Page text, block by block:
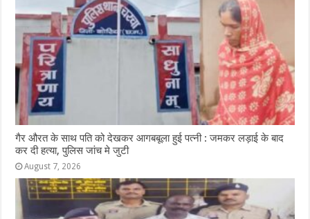
गैर औरत के साथ पति को देखकर आगबबूला हुई पत्नी : जमकर लड़ाई के बाद
कर दी हत्या, पुलिस जांच मे जुटी
August 7, 2026